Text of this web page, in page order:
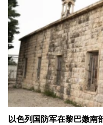
以色列国防军在黎巴嫩南